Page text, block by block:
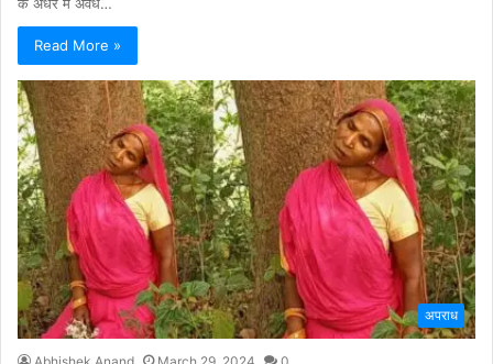
के अंधेरे में अवैध…
Read More »
अपराध